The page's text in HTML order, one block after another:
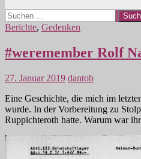
Suchen
nach:
Berichte, Gedenken
#weremember Rolf
27. Januar 2019 dantob
Eine Geschichte, die mich im
wurde. In der Vorbereitung zu
Ruppichteroth hatte. Warum war